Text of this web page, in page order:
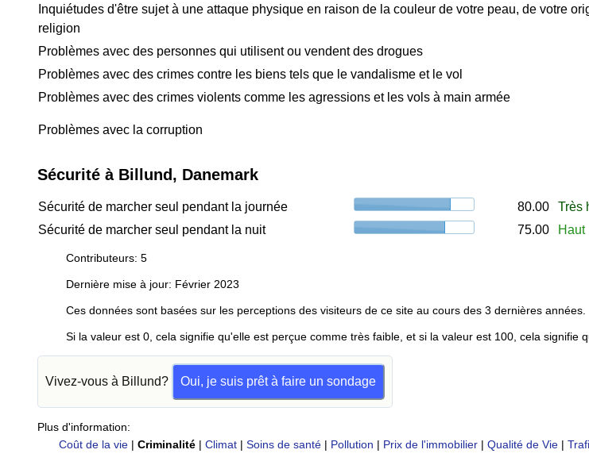
Inquiétudes d'être sujet à une attaque physique en raison de la couleur de votre peau, de votre
religion
Problèmes avec des personnes qui utilisent ou vendent des drogues
Problèmes avec des crimes contre les biens tels que le vandalisme et le vol
Problèmes avec des crimes violents comme les agressions et les vols à main armée
Problèmes avec la corruption
Sécurité à Billund, Danemark
Sécurité de marcher seul pendant la journée 80.00
Très
Sécurité de marcher seul pendant la nuit
75.00 Haut
Contributeurs: 5
Dernière mise à jour: Février 2023
Ces données sont basées sur les perceptions des visiteurs de ce site au cours des 3 dernières années.
Si la valeur est 0, cela signifie qu'elle est perçue comme très faible, et si la valeur est 100, cela signifie
Vivez-vous à Billund? Oui, je suis prêt à faire un sondage
Plus d'information:
Coût de la vie | Criminalité | Climat | Soins de santé | Pollution | Prix de l'immobilier | Qualité de Vie |